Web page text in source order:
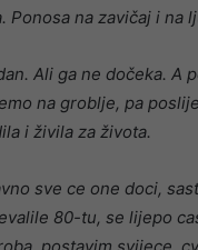
na zavičaj i na
Ali ga ne dočeka. A
na groblje, pa
i živila za života.
sve ce one doci,
80-tu, se lijepo